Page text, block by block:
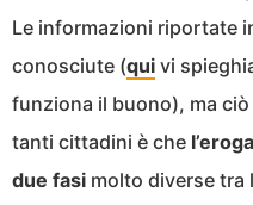
Le informazioni riportate
conosciute (qui vi
funziona il buono), ma
tanti cittadini è che
due fasi molto diverse tra